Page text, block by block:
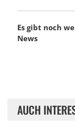
Es gibt noch
News
AUCH